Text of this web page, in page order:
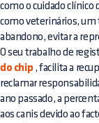
como o cuidado
como veterinários, um
abandono, evitar a
O seu trabalho de
do chip , facilita a
reclamar
ano passado, a
aos canis devido ao